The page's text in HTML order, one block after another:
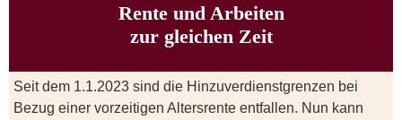
Rente und Arbeiten
zur gleichen Zeit
Seit dem 1.1.2023 sind die Hinzuverdienstgrenzen bei
Bezug einer vorzeitigen Altersrente entfallen. Nun kann